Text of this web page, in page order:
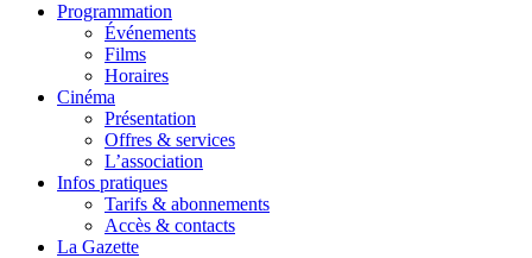
Programmation
Événements
Films
Horaires
Cinéma
Présentation
Offres & services
L’association
Infos pratiques
Tarifs & abonnements
Accès & contacts
La Gazette